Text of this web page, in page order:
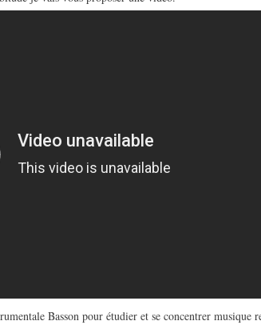
Basson pour étudier et se concentrer musique